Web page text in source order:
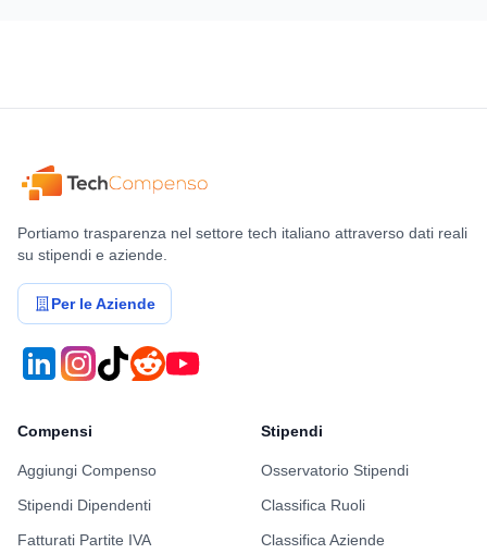
Portiamo trasparenza nel settore tech italiano attraverso dati reali
su stipendi e aziende.
Per le Aziende
Compensi
Aggiungi Compenso
Stipendi Dipendenti
Fatturati Partite IVA
Stipendi
Osservatorio Stipendi
Classifica Ruoli
Classifica Aziende